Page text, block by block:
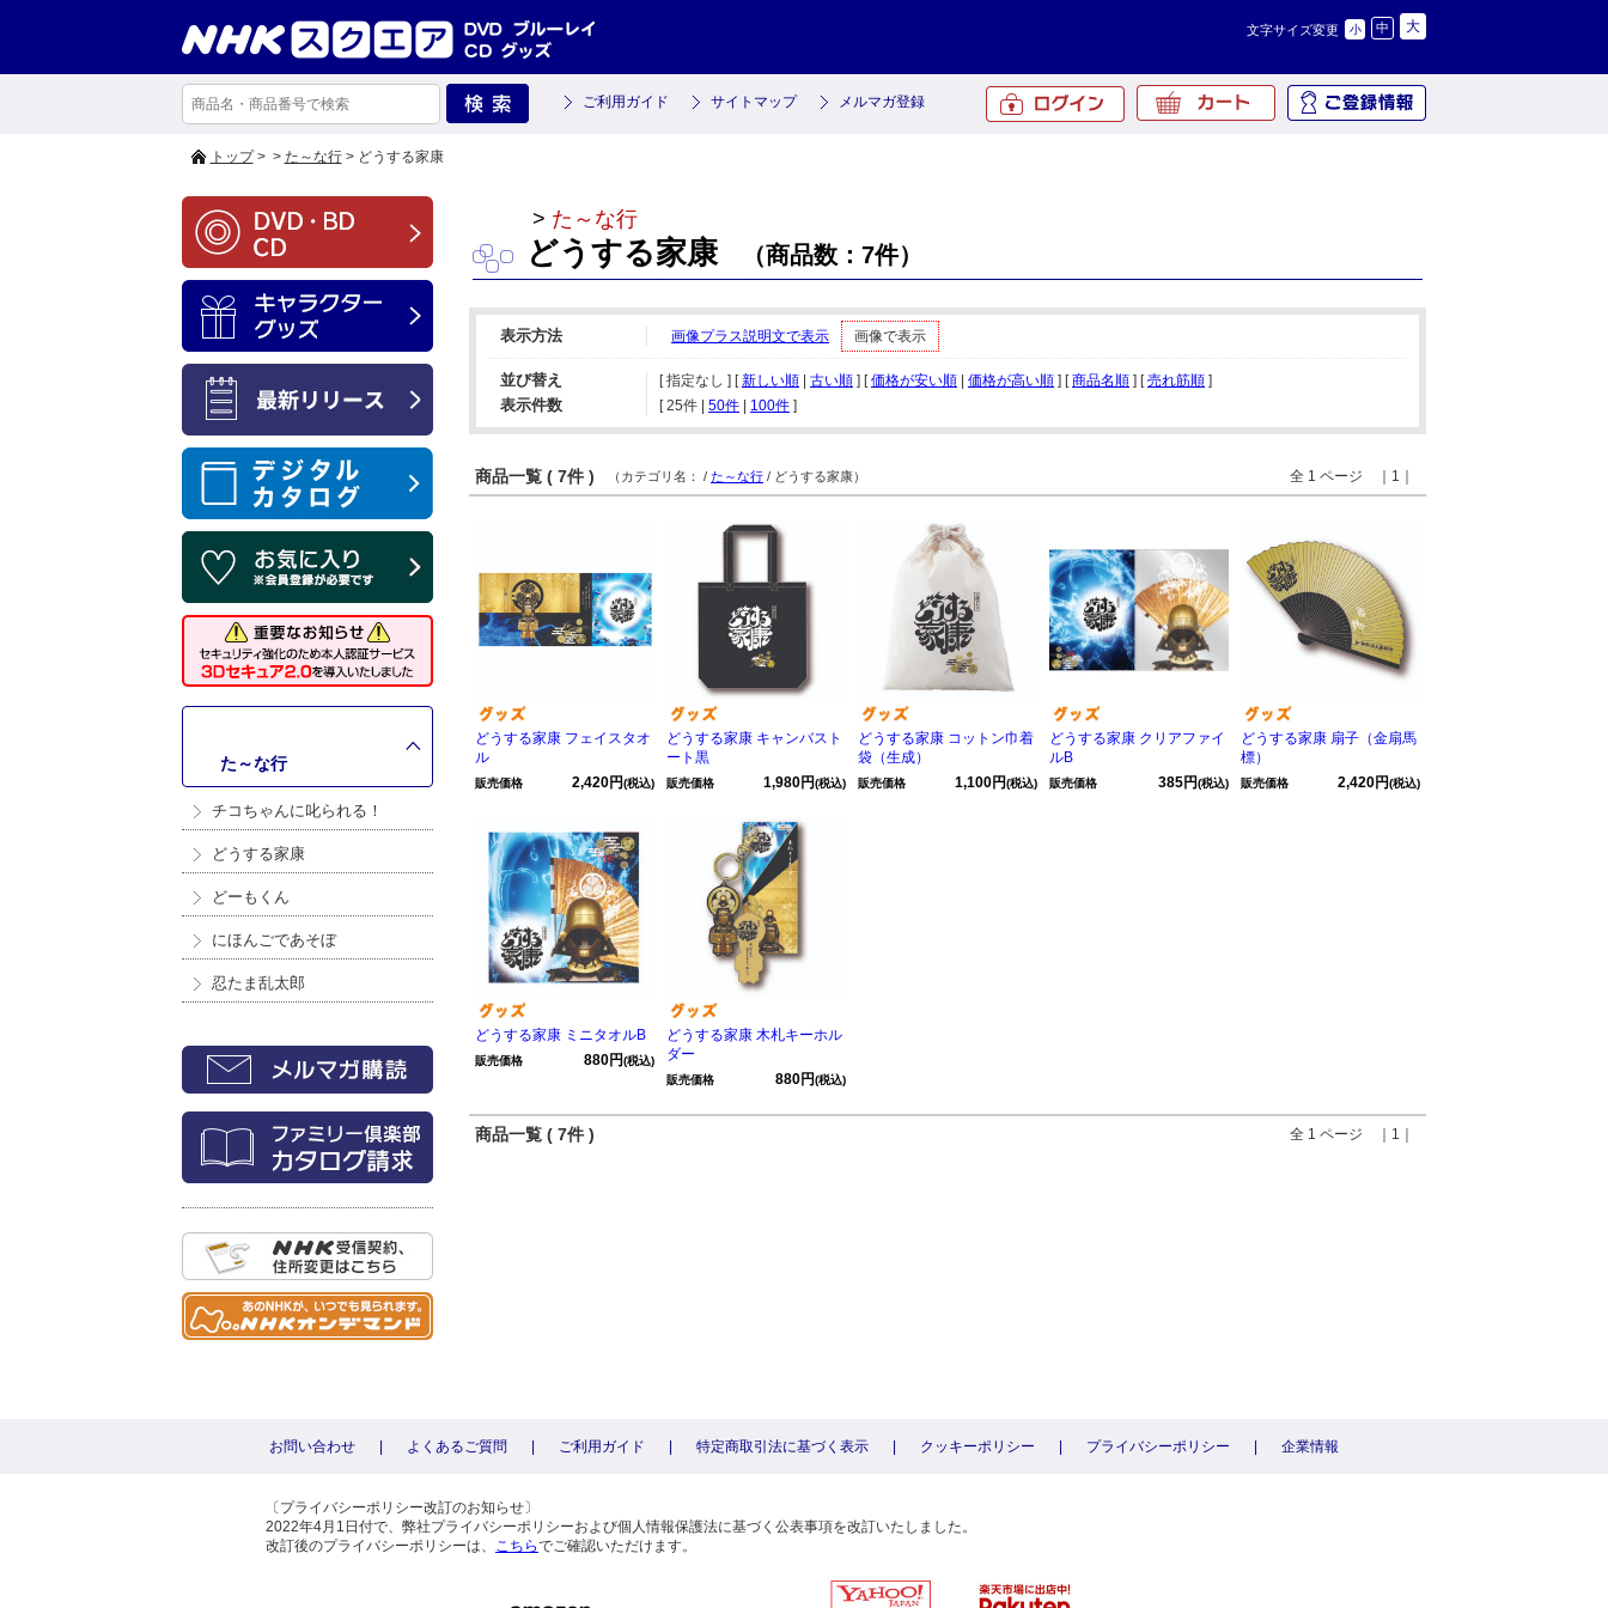
文字サイズ変更 小 中 大
ご利用ガイド サイトマップ メルマガ登録
トップ> > た～な行> どうする家康
た～な行
チコちゃんに叱られる！
どうする家康
どーもくん
にほんごであそぼ
忍たま乱太郎
> た～な行
どうする家康 （商品数：7件）
表示方法 画像プラス説明文で表示 画像で表示
並び替え [ 指定なし ] [新しい順 古い順 ] [価格が安い順 価格が高い順 ] [商品名順 ] [売れ筋順 ]
表示件数 [ 25件 50件 100件 ]
商品一覧 ( 7件 ) 全 1 ページ ｜1｜
（カテゴリ名： / た～な行 / どうする家康）
どうする家康 フェイスタオ
ル
販売価格 2,420円(税込)
どうする家康 キャンバスト
ート黒
販売価格 1,980円(税込)
どうする家康 コットン巾着
袋（生成）
販売価格 1,100円(税込)
どうする家康 クリアファイ
ルB
販売価格 385円(税込)
どうする家康 扇子（金扇馬
標）
販売価格 2,420円(税込)
どうする家康 ミニタオルB
販売価格 880円(税込)
どうする家康 木札キーホル
ダー
販売価格 880円(税込)
商品一覧 ( 7件 ) 全 1 ページ ｜1｜
お問い合わせ よくあるご質問 ご利用ガイド 特定商取引法に基づく表示 クッキーポリシー プライバシーポリシー 企業情報
〔プライバシーポリシー改訂のお知らせ〕
2022年4月1日付で、弊社プライバシーポリシーおよび個人情報保護法に基づく公表事項を改訂いたしました。
改訂後のプライバシーポリシーは、 こちらでご確認いただけます。